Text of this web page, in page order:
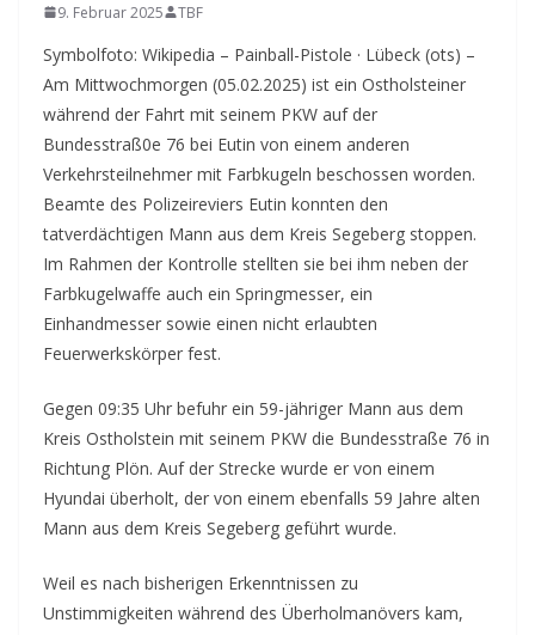
9. Februar 2025 TBF
Symbolfoto: Wikipedia – Painball-Pistole · Lübeck (ots) –
Am Mittwochmorgen (05.02.2025) ist ein Ostholsteiner
während der Fahrt mit seinem PKW auf der
Bundesstraß0e 76 bei Eutin von einem anderen
Verkehrsteilnehmer mit Farbkugeln beschossen worden.
Beamte des Polizeireviers Eutin konnten den
tatverdächtigen Mann aus dem Kreis Segeberg stoppen.
Im Rahmen der Kontrolle stellten sie bei ihm neben der
Farbkugelwaffe auch ein Springmesser, ein
Einhandmesser sowie einen nicht erlaubten
Feuerwerkskörper fest.
Gegen 09:35 Uhr befuhr ein 59-jähriger Mann aus dem
Kreis Ostholstein mit seinem PKW die Bundesstraße 76 in
Richtung Plön. Auf der Strecke wurde er von einem
Hyundai überholt, der von einem ebenfalls 59 Jahre alten
Mann aus dem Kreis Segeberg geführt wurde.
Weil es nach bisherigen Erkenntnissen zu
Unstimmigkeiten während des Überholmanövers kam,